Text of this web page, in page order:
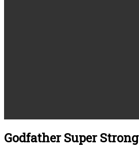
Godfather Super Strong